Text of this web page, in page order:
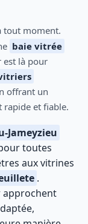
tout moment.
baie vitrée
est là pour
offrant un
rapide et fiable.
Jameyzieu
toutes
aux vitrines
.
approchent